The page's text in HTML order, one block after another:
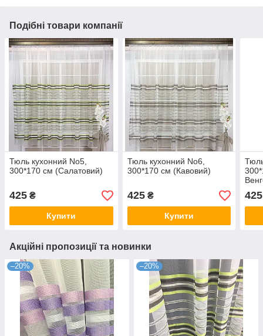
Подібні товари компанії
Тюль кухонний No5,
300*170 см (Салатовий)
425 ₴
Купити
Тюль кухонний No6,
300*170 см (Кавовий)
425₴
Купити
425
Акційні пропозиції та новинки
–20% –20%